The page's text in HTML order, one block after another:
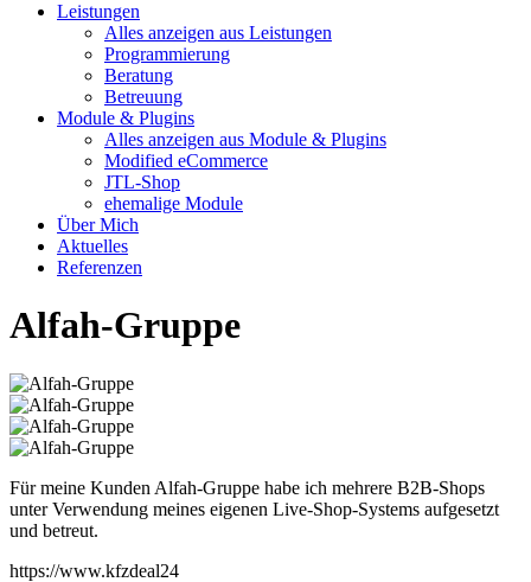
Leistungen
Alles anzeigen aus Leistungen
Programmierung
Beratung
Betreuung
Module & Plugins
Alles anzeigen aus Module & Plugins
Modified eCommerce
JTL-Shop
ehemalige Module
Über Mich
Aktuelles
Referenzen
Alfah-Gruppe
Für meine Kunden Alfah-Gruppe habe ich mehrere B2B-Shops
unter Verwendung meines eigenen Live-Shop-Systems aufgesetzt
und betreut.
https://www.kfzdeal24